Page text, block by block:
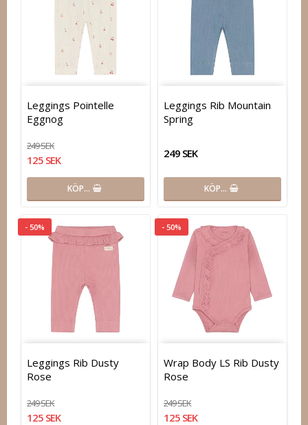
Leggings Pointelle
Eggnog
249 SEK
125 SEK
KÖP…
Leggings Rib Mountain
Spring
249 SEK
KÖP…
- 50%
Leggings Rib Dusty
Rose
249 SEK
125 SEK
- 50%
Wrap Body LS Rib Dusty
Rose
249 SEK
125 SEK